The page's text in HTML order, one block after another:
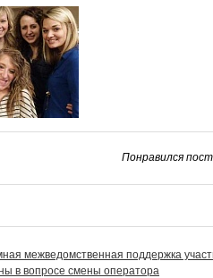
Понравился
межведомственная поддержка
в вопросе смены оператора